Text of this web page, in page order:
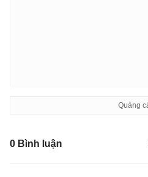
0 Bình luận